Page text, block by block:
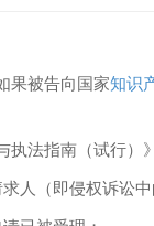
果被告向国家知识
执法指南（试行）
人（即侵权诉讼中